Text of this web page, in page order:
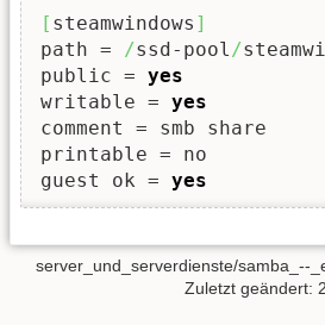
[ steamwindows ]
path =
/ssd-pool /
public = yes
writable = yes
comment = smb share
printable = no
guest ok = yes
server_und_serverdienste/samba_--
Zuletzt geändert: